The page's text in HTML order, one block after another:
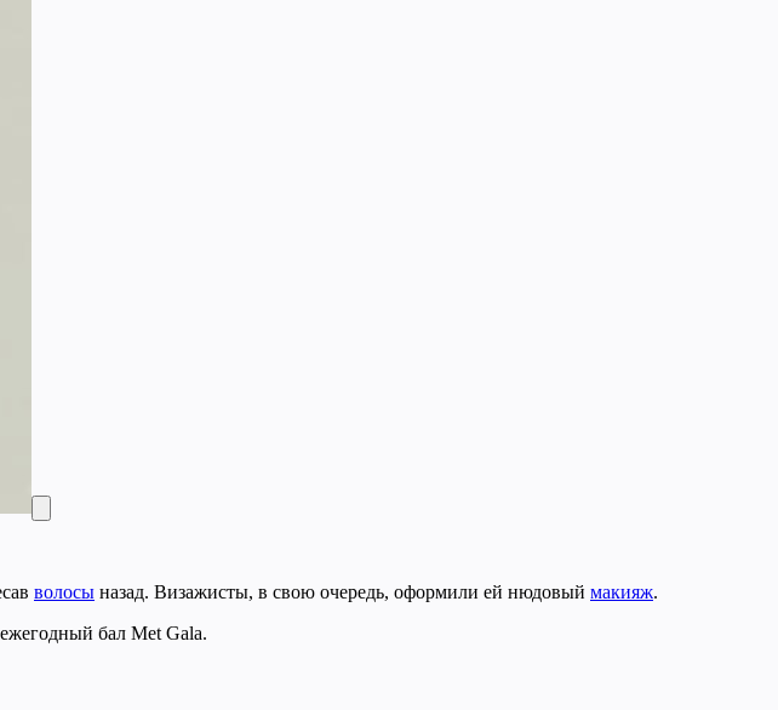
волосы назад. Визажисты, в свою очередь, оформили ей нюдовый макияж.
бал Met Gala.